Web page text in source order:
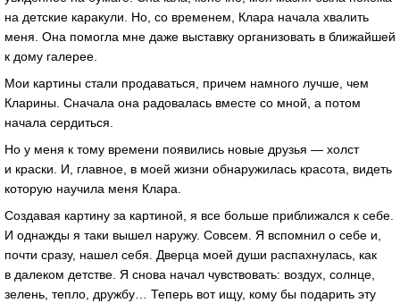
на детские каракули. Но, со временем, Клара начала хвалить
меня. Она помогла мне даже выставку организовать в ближайшей
к дому галерее.
Мои картины стали продаваться, причем намного лучше, чем
Кларины. Сначала она радовалась вместе со мной, а потом
начала сердиться.
Но у меня к тому времени появились новые друзья — холст
и краски. И, главное, в моей жизни обнаружилась красота, видеть
которую научила меня Клара.
Создавая картину за картиной, я все больше приближался к себе.
И однажды я таки вышел наружу. Совсем. Я вспомнил о себе и,
почти сразу, нашел себя. Дверца моей души распахнулась, как
в далеком детстве. Я снова начал чувствовать: воздух, солнце,
зелень, тепло, дружбу… Теперь вот ищу, кому бы подарить эту